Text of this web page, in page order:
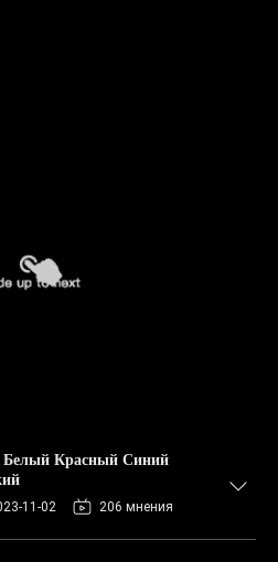
Белый Красный Синий
11-02 206 мнения